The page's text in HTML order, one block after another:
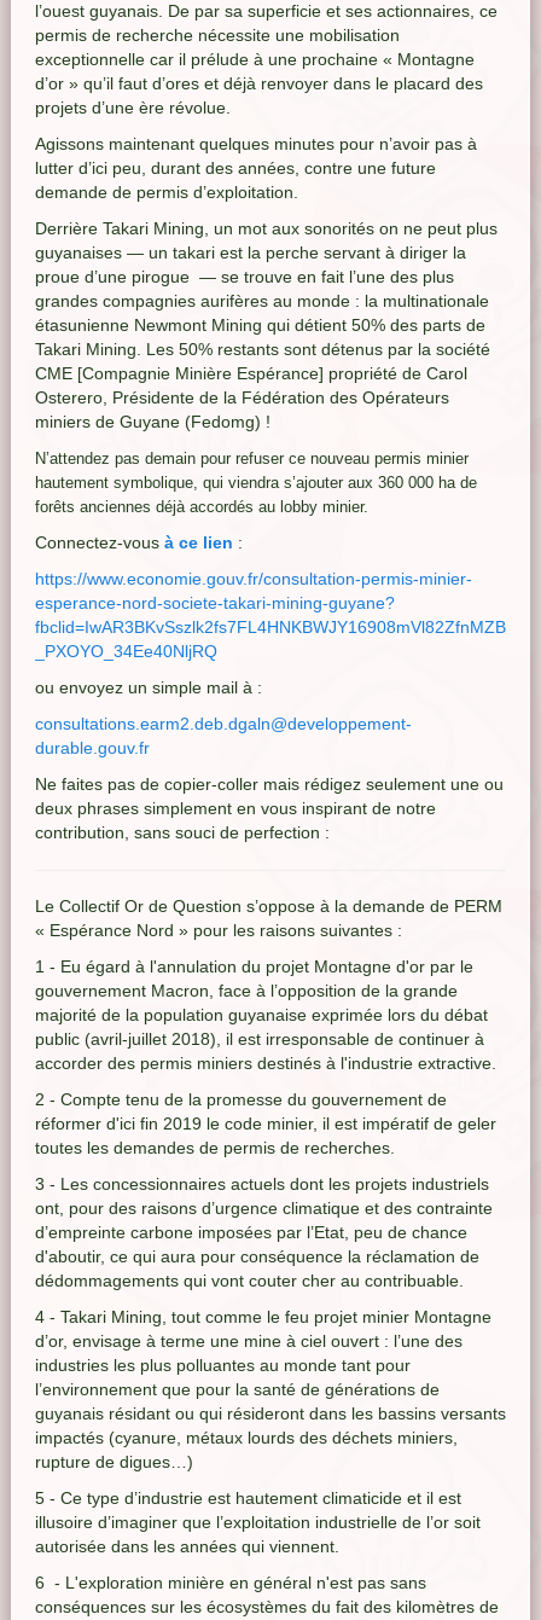
l’ouest guyanais. De par sa superficie et ses actionnaires, ce
permis de recherche nécessite une mobilisation
exceptionnelle car il prélude à une prochaine « Montagne
d’or » qu’il faut d’ores et déjà renvoyer dans le placard des
projets d’une ère révolue.
Agissons maintenant quelques minutes pour n’avoir pas à
lutter d’ici peu, durant des années, contre une future
demande de permis d’exploitation.
Derrière Takari Mining, un mot aux sonorités on ne peut plus
guyanaises — un takari est la perche servant à diriger la
proue d’une pirogue — se trouve en fait l’une des plus
grandes compagnies aurifères au monde : la multinationale
étasunienne Newmont Mining qui détient 50% des parts de
Takari Mining. Les 50% restants sont détenus par la société
CME [Compagnie Minière Espérance] propriété de Carol
Osterero, Présidente de la Fédération des Opérateurs
miniers de Guyane (Fedomg) !
N’attendez pas demain pour refuser ce nouveau permis minier
hautement symbolique, qui viendra s’ajouter aux 360 000 ha de
forêts anciennes déjà accordés au lobby minier.
Connectez-vous à ce lien :
https://www.economie.gouv.fr/consultation-permis-minier-
esperance-nord-societe-takari-mining-guyane?
fbclid=IwAR3BKvSszlk2fs7FL4HNKBWJY16908mVl82ZfnMZB
_PXOYO_34Ee40NljRQ
ou envoyez un simple mail à :
consultations.earm2.deb.dgaln@developpement-
durable.gouv.fr
Ne faites pas de copier-coller mais rédigez seulement une ou
deux phrases simplement en vous inspirant de notre
contribution, sans souci de perfection :
Le Collectif Or de Question s’oppose à la demande de PERM
« Espérance Nord » pour les raisons suivantes :
1 - Eu égard à l'annulation du projet Montagne d'or par le
gouvernement Macron, face à l’opposition de la grande
majorité de la population guyanaise exprimée lors du débat
public (avril-juillet 2018), il est irresponsable de continuer à
accorder des permis miniers destinés à l'industrie extractive.
2 - Compte tenu de la promesse du gouvernement de
réformer d'ici fin 2019 le code minier, il est impératif de geler
toutes les demandes de permis de recherches.
3 - Les concessionnaires actuels dont les projets industriels
ont, pour des raisons d’urgence climatique et des contrainte
d’empreinte carbone imposées par l’Etat, peu de chance
d'aboutir, ce qui aura pour conséquence la réclamation de
dédommagements qui vont couter cher au contribuable.
4 - Takari Mining, tout comme le feu projet minier Montagne
d’or, envisage à terme une mine à ciel ouvert : l’une des
industries les plus polluantes au monde tant pour
l’environnement que pour la santé de générations de
guyanais résidant ou qui résideront dans les bassins versants
impactés (cyanure, métaux lourds des déchets miniers,
rupture de digues…)
5 - Ce type d’industrie est hautement climaticide et il est
illusoire d’imaginer que l’exploitation industrielle de l’or soit
autorisée dans les années qui viennent.
6 - L'exploration minière en général n'est pas sans
conséquences sur les écosystèmes du fait des kilomètres de